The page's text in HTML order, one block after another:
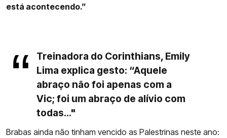
está acontecendo.”
Treinadora do Corinthians, Emily
Lima explica gesto: “Aquele
abraço não foi apenas com a
Vic; foi um abraço de alívio com
todas..."
Brabas ainda não tinham vencido as Palestrinas neste ano: